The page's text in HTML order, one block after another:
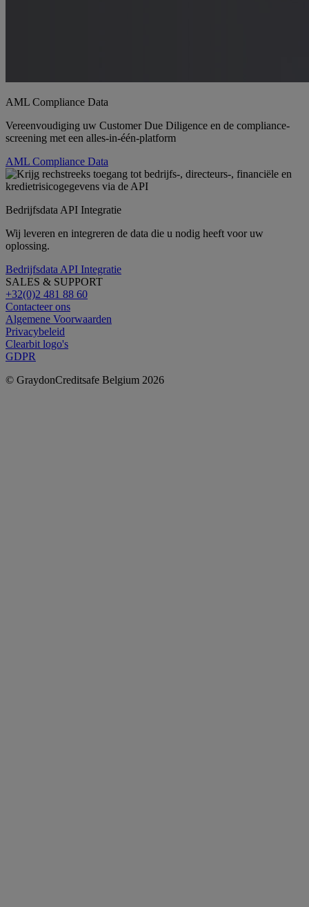
AML Compliance Data
Vereenvoudiging uw Customer Due Diligence en de compliance-
screening met een alles-in-één-platform
AML Compliance Data
Bedrijfsdata API Integratie
Wij leveren en integreren de data die u nodig heeft voor uw
oplossing.
Bedrijfsdata API Integratie
SALES & SUPPORT
+32(0)2 481 88 60
Contacteer ons
Algemene Voorwaarden
Privacybeleid
Clearbit logo's
GDPR
© GraydonCreditsafe Belgium 2026